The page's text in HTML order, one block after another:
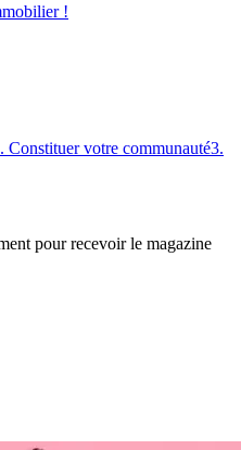
!
Constituer votre communauté3.
pour recevoir le magazine